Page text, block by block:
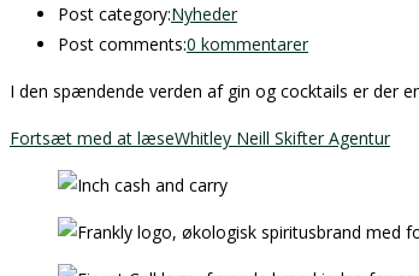
Post category:Nyheder
Post comments:0 kommentarer
I den spændende verden af gin og cocktails er der
Fortsæt med at læseWhitley Neill Skifter Agentur